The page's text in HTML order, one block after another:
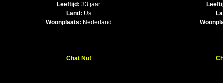
Leeftijd: 33 jaar
Land: Us
Woonplaats: Nederland
Chat Nu!